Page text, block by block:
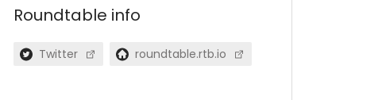
Roundtable info
Twitter roundtable.rtb.io